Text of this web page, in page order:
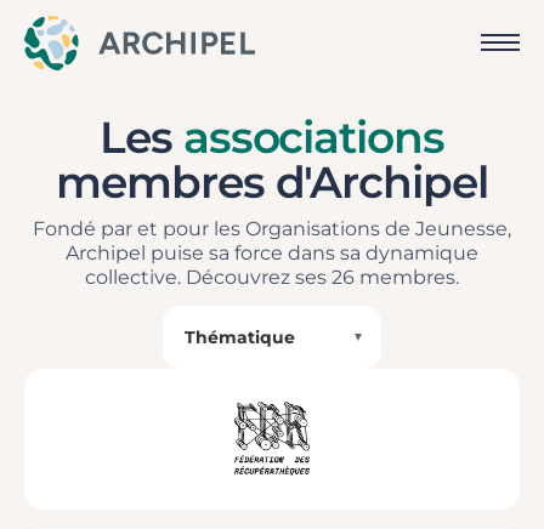
Les associations
membres d'Archipel
Fondé par et pour les Organisations de Jeunesse,
Archipel puise sa force dans sa dynamique
collective. Découvrez ses 26 membres.
Thématique ▼